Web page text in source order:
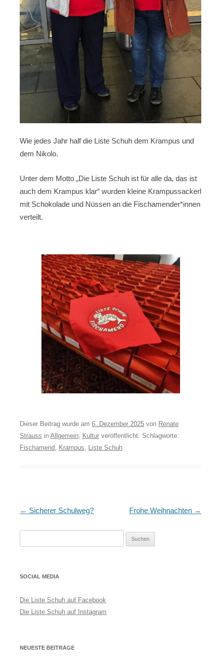
Wie jedes Jahr half die Liste Schuh dem Krampus und
dem Nikolo.
Unter dem Motto „Die Liste Schuh ist für alle da, das ist
auch dem Krampus klar“ wurden kleine Krampussackerl
mit Schokolade und Nüssen an die Fischamender*innen
verteilt.
Dieser Beitrag wurde am 6. Dezember 2025 von Renate
Strauss in Allgemein, Kultur veröffentlicht. Schlagworte:
Fischamend, Krampus, Liste Schuh.
Artikel-
← Sicherer Schulweg? Frohe Weihnachten →
nach:
SOCIAL MEDIA
Die Liste Schuh auf Facebook
Die Liste Schuh auf Instagram
NEUESTE BEITRÄGE